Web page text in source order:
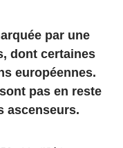
par une
dont certaines
européennes.
pas en reste
ascenseurs.